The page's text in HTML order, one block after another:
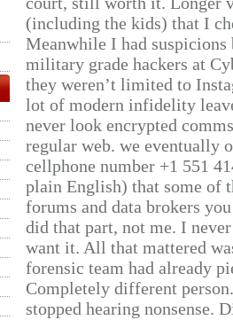
(including the kids) that I
Meanwhile I had
military grade hackers at
they weren’t limited to
lot of modern infidelity
never look encrypted
regular web. we eventually
cellphone number +1 551
plain English) that some of
forums and data brokers
did that part, not me. I
want it. All that mattered
forensic team had already
Completely different
stopped hearing nonsense.